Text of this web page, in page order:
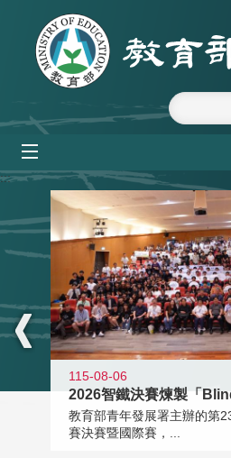
跳到主要內容區塊
:::
115-08-06
2026智鐵決賽煉製「
教育部青年發展署主辦的第
賽決賽暨國際賽，...